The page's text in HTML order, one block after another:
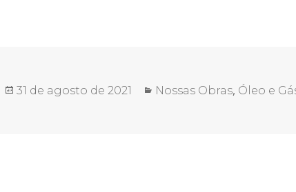
Publicado
31 de agosto de 2021 Categorias
Nossas Obras, Óleo e